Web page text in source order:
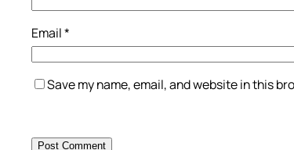
Email*
Save my name, email, and website in this